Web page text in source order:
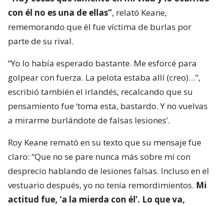
con él no es una de ellas”, relató Keane,
rememorando que él fue víctima de burlas por
parte de su rival.
“Yo lo había esperado bastante. Me esforcé para
golpear con fuerza. La pelota estaba allí (creo)…”,
escribió también el irlandés, recalcando que su
pensamiento fue ‘toma esta, bastardo. Y no vuelvas
a mirarme burlándote de falsas lesiones’.
Roy Keane remató en su texto que su mensaje fue
claro: “Que no se pare nunca más sobre mí con
desprecio hablando de lesiones falsas. Incluso en el
vestuario después, yo no tenía remordimientos. Mi
actitud fue, ‘a la mierda con él’. Lo que va,